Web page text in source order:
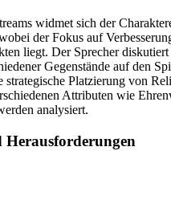
widmet sich der
der Fokus auf
liegt. Der Sprecher diskutiert
Gegenstände auf den
Platzierung von
Attributen wie
analysiert.
Herausforderungen